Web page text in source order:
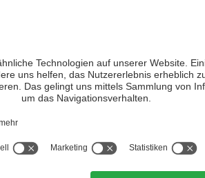
überschätzt und einen Skiunfall auslöst.
werden. Dafür muss man nicht gleich
Ausrüstung im Verleih an. Wichtig ist
ausschlaggebend für die Sicherheit. Und
nützt er nichts.
Helms, abgenommen haben. Und außerdem
der winterlichen Kälte. Und gut geschützt
im Wege